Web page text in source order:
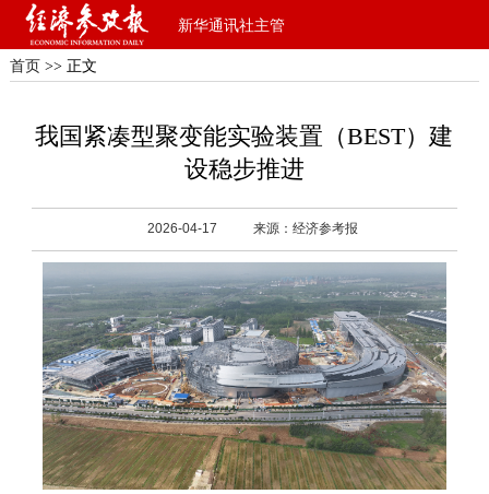
新华通讯社主管
首页 >> 正文
我国紧凑型聚变能实验装置（BEST）建
设稳步推进
2026-04-17 来源：经济参考报